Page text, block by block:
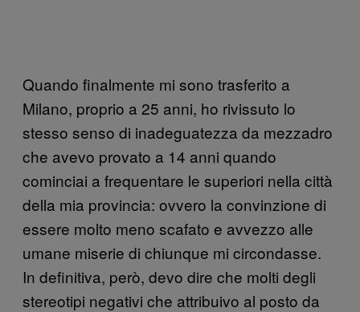
Quando finalmente mi sono trasferito a
Milano, proprio a 25 anni, ho rivissuto lo
stesso senso di inadeguatezza da mezzadro
che avevo provato a 14 anni quando
cominciai a frequentare le superiori nella città
della mia provincia: ovvero la convinzione di
essere molto meno scafato e avvezzo alle
umane miserie di chiunque mi circondasse.
In definitiva, però, devo dire che molti degli
stereotipi negativi che attribuivo al posto da